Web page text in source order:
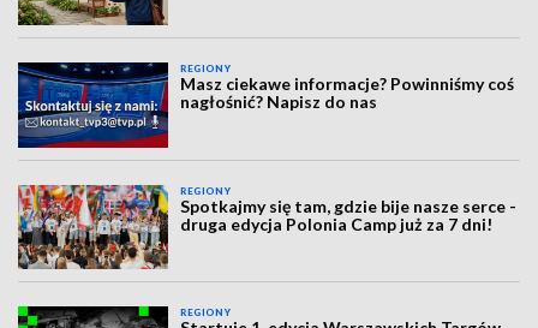
REGIONY
Masz ciekawe informacje? Powinniśmy coś
nagłośnić? Napisz do nas
REGIONY
Spotkajmy się tam, gdzie bije nasze serce -
druga edycja Polonia Camp już za 7 dni!
REGIONY